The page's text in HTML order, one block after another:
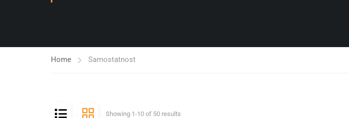
Home Samostatnost
Showing 1-10 of 50 results